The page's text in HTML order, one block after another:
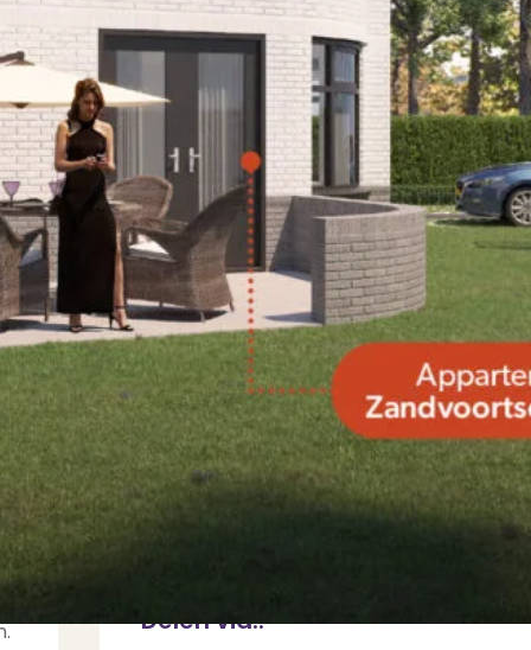
Bekijk het woningaanbod
Ralf B. van Schagen
Partner en Register Makelaar Register
Nieuwbouw We stoppen pas als het doel is
gehaald!
Meer weten?
Neem contact met ons op
Delen via..